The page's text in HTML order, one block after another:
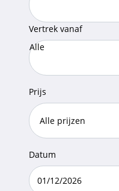
Vertrek vanaf
Alle
Prijs
Datum